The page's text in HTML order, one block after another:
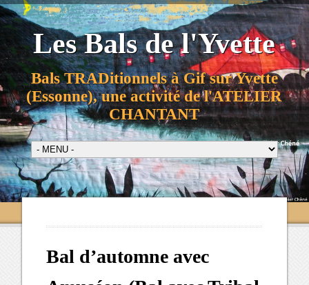
Les Bals de l'Yvette
Bals TRADitionnels à Gif sur Yvette
(Essonne), une activité de l'ATELIER
CHANTANT
Bal d’automne avec